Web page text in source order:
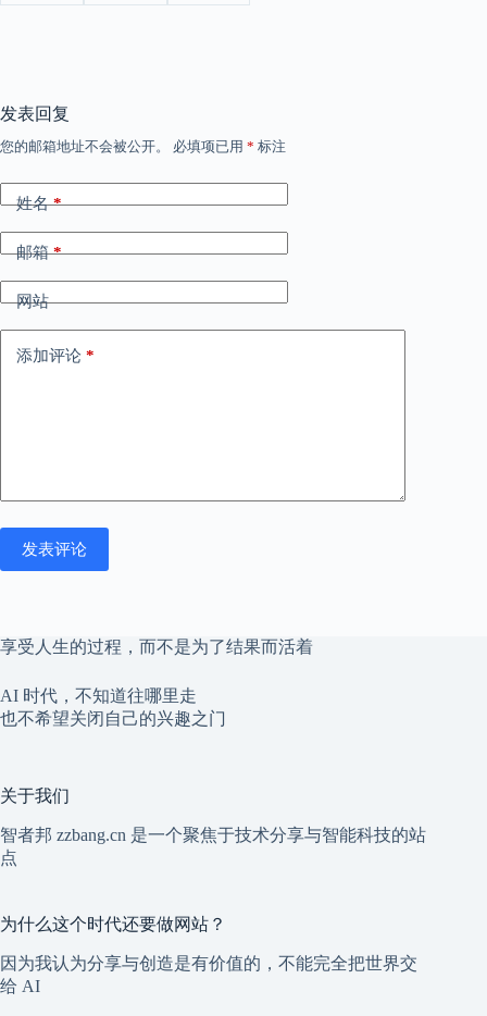
发表回复
您的邮箱地址不会被公开。 必填项已用 * 标注
姓名*
邮箱*
网站
添加评论 *
发表评论
享受人生的过程，而不是为了结果而活着
AI 时代，不知道往哪里走
也不希望关闭自己的兴趣之门
关于我们
智者邦 zzbang.cn 是一个聚焦于技术分享与智能科技的站
点
为什么这个时代还要做网站？
因为我认为分享与创造是有价值的，不能完全把世界交
给 AI